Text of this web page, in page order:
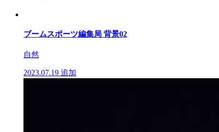
ブームスポーツ編集局 背景02
自然
2023.07.19 追加